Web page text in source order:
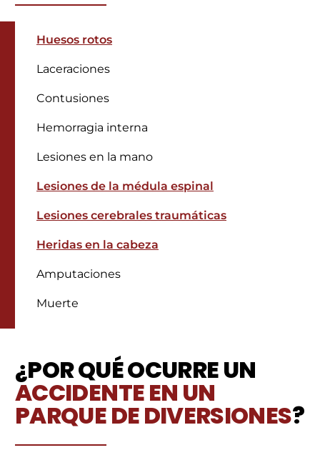
Huesos rotos
Laceraciones
Contusiones
Hemorragia interna
Lesiones en la mano
Lesiones de la médula espinal
Lesiones cerebrales traumáticas
Heridas en la cabeza
Amputaciones
Muerte
¿POR QUÉ OCURRE UN
ACCIDENTE EN UN
PARQUE DE DIVERSIONES?